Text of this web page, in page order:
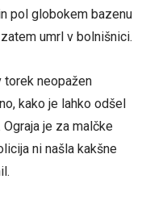
pol globokem bazenu
umrl v bolnišnici.
torek neopažen
kako je lahko odšel
je za malčke
ni našla kakšne